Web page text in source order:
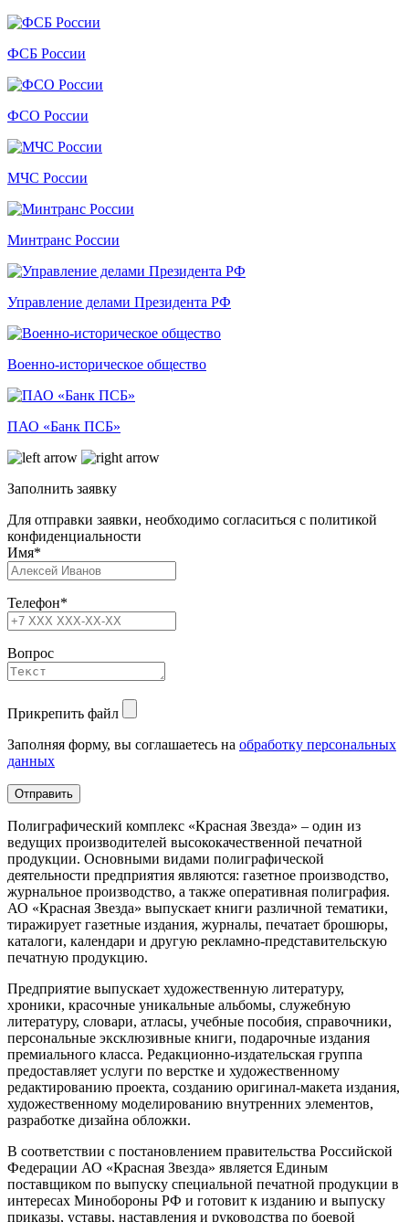
ФСБ России
ФСО России
МЧС России
Минтранс России
Управление делами Президента РФ
Военно-историческое общество
ПАО «Банк ПСБ»
Заполнить заявку
Для отправки заявки, необходимо согласиться с политикой
конфиденциальности
Имя*
Телефон*
Вопрос
Прикрепить файл
Заполняя форму, вы соглашаетесь на обработку персональных
данных
Полиграфический комплекс «Красная Звезда» – один из
ведущих производителей высококачественной печатной
продукции. Основными видами полиграфической
деятельности предприятия являются: газетное производство,
журнальное производство, а также оперативная полиграфия.
АО «Красная Звезда» выпускает книги различной тематики,
тиражирует газетные издания, журналы, печатает брошюры,
каталоги, календари и другую рекламно-представительскую
печатную продукцию.
Предприятие выпускает художественную литературу,
хроники, красочные уникальные альбомы, служебную
литературу, словари, атласы, учебные пособия, справочники,
персональные эксклюзивные книги, подарочные издания
премиального класса. Редакционно-издательская группа
предоставляет услуги по верстке и художественному
редактированию проекта, созданию оригинал-макета издания,
художественному моделированию внутренних элементов,
разработке дизайна обложки.
В соответствии с постановлением правительства Российской
Федерации АО «Красная Звезда» является Единым
поставщиком по выпуску специальной печатной продукции в
интересах Минобороны РФ и готовит к изданию и выпуску
приказы, уставы, наставления и руководства по боевой